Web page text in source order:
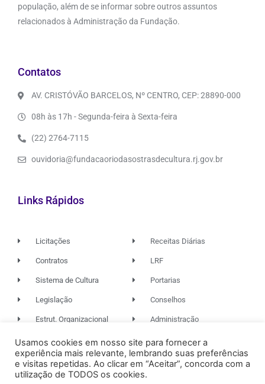
população, além de se informar sobre outros assuntos
relacionados à Administração da Fundação.
Contatos
AV. CRISTÓVÃO BARCELOS, Nº CENTRO, CEP: 28890-000
08h às 17h - Segunda-feira à Sexta-feira
(22) 2764-7115
ouvidoria@fundacaoriodasostrasdecultura.rj.gov.br
Links Rápidos
Licitações
Contratos
Sistema de Cultura
Legislação
Estrut. Organizacional
Receitas Diárias
LRF
Portarias
Conselhos
Administração
© 2026. TODOS OS DIREITOS RESERVADOS.
Usamos cookies em nosso site para fornecer a
experiência mais relevante, lembrando suas preferências
e visitas repetidas. Ao clicar em “Aceitar”, concorda com a
utilização de TODOS os cookies.